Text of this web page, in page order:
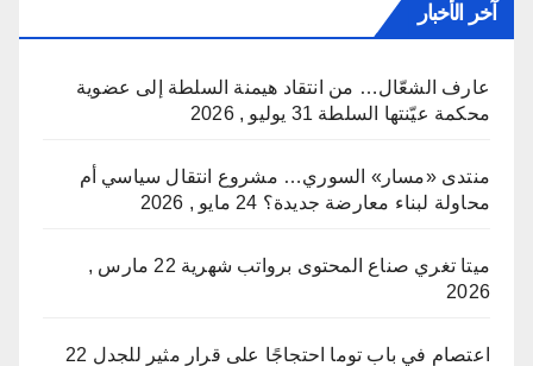
آخر الأخبار
عارف الشعّال… من انتقاد هيمنة السلطة إلى عضوية
محكمة عيّنتها السلطة 31 يوليو , 2026
منتدى «مسار» السوري… مشروع انتقال سياسي أم
محاولة لبناء معارضة جديدة؟ 24 مايو , 2026
ميتا تغري صناع المحتوى برواتب شهرية
22 مارس ,
2026
اعتصام في باب توما احتجاجًا على قرار مثير للجدل 22